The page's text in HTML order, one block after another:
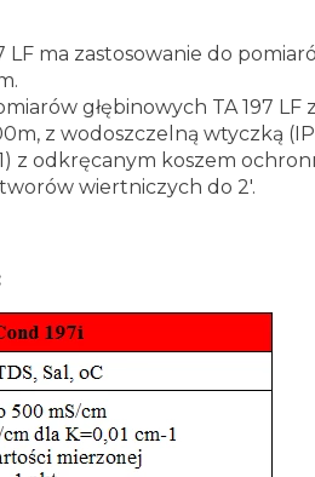
LF ma zastosowanie do
głębinowych TA 197 LF
z wodoszczelną wtyczką (IP
z odkręcanym koszem
wiertniczych do 2'.